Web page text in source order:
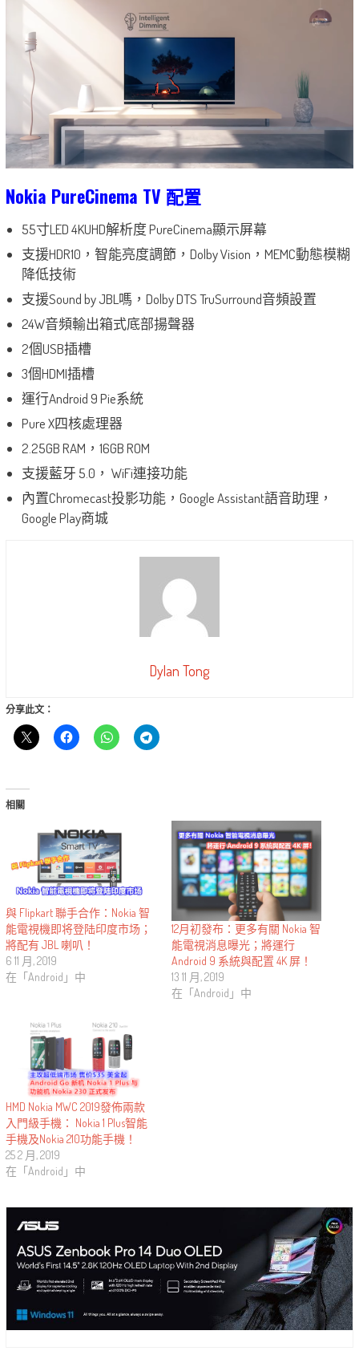
Nokia PureCinema TV 配置
55寸LED 4KUHD解析度 PureCinema顯示屏幕
支援HDR10，智能亮度調節，Dolby Vision，MEMC動態模糊
降低技術
支援Sound by JBL嗎，Dolby DTS TruSurround音頻設置
24W音頻輸出箱式底部揚聲器
2個USB插槽
3個HDMI插槽
運行Android 9 Pie系統
Pure X四核處理器
2.25GB RAM，16GB ROM
支援藍牙 5.0， WiFi連接功能
內置Chromecast投影功能，Google Assistant語音助理，
Google Play商城
Dylan Tong
分享此文：
相關
與 Flipkart 聯手合作：Nokia 智
能電視機即将登陆印度市场；
將配有 JBL 喇叭！
6 11 月, 2019
在「Android」中
12月初發布：更多有關 Nokia 智
能電視消息曝光；將運行
Android 9 系統與配置 4K 屏！
13 11 月, 2019
在「Android」中
HMD Nokia MWC 2019發佈兩款
入門級手機： Nokia 1 Plus智能
手機及Nokia 210功能手機！
25 2 月, 2019
在「Android」中